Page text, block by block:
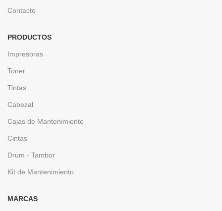
Contacto
PRODUCTOS
Impresoras
Toner
Tintas
Cabezal
Cajas de Mantenimiento
Cintas
Drum - Tambor
Kit de Mantenimiento
MARCAS